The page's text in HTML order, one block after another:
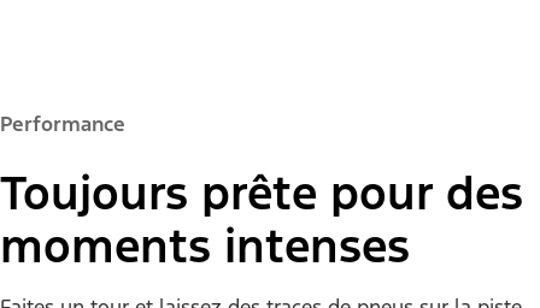
Mustang Dark Horse® SC 2026
Directement de Ford Racing